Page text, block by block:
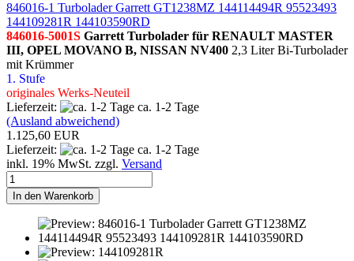
846016-1 Turbolader Garrett GT1238MZ 144114494R 95523493
144109281R 144103590RD
846016-5001S Garrett Turbolader für RENAULT MASTER
III, OPEL MOVANO B, NISSAN NV400 2,3 Liter Bi-Turbolader
mit Krümmer
1. Stufe
originales Werks-Neuteil
Lieferzeit:
ca. 1-2 Tage
(Ausland abweichend)
1.125,60 EUR
Lieferzeit:
ca. 1-2 Tage
inkl. 19% MwSt. zzgl. Versand
In den Warenkorb